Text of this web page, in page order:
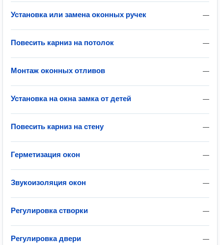
—
Установка или замена оконных ручек
—
Повесить карниз на потолок
—
Монтаж оконных отливов
—
Установка на окна замка от детей
—
Повесить карниз на стену
—
Герметизация окон
—
Звукоизоляция окон
—
Регулировка створки
—
Регулировка двери